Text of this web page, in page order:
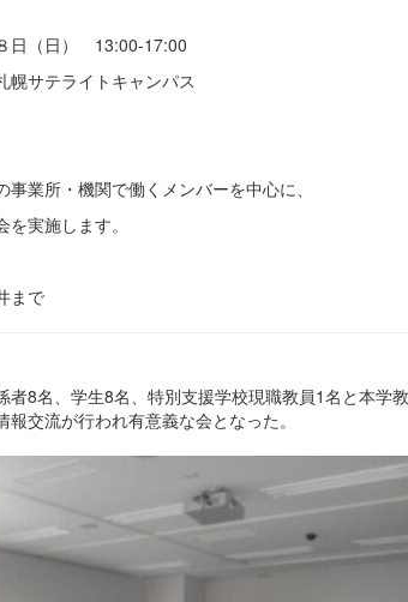
日（日） 13:00-17:00
サテライトキャンパス
業所・機関で働くメンバーを中心に、
実施します。
まで
者8名、学生8名、特別支援学校現職教員1名と本学
交流が行われ有意義な会となった。